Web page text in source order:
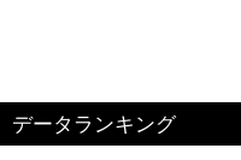
データランキング